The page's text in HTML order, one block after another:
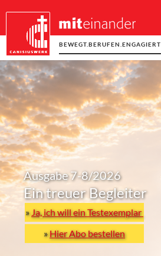
BEWEGT.BERUFEN.ENGAGIERT
Ausgabe 7-8/2026
Ein treuer Begleiter
»Ja, ich will ein Testexemplar
»Hier Abo bestellen